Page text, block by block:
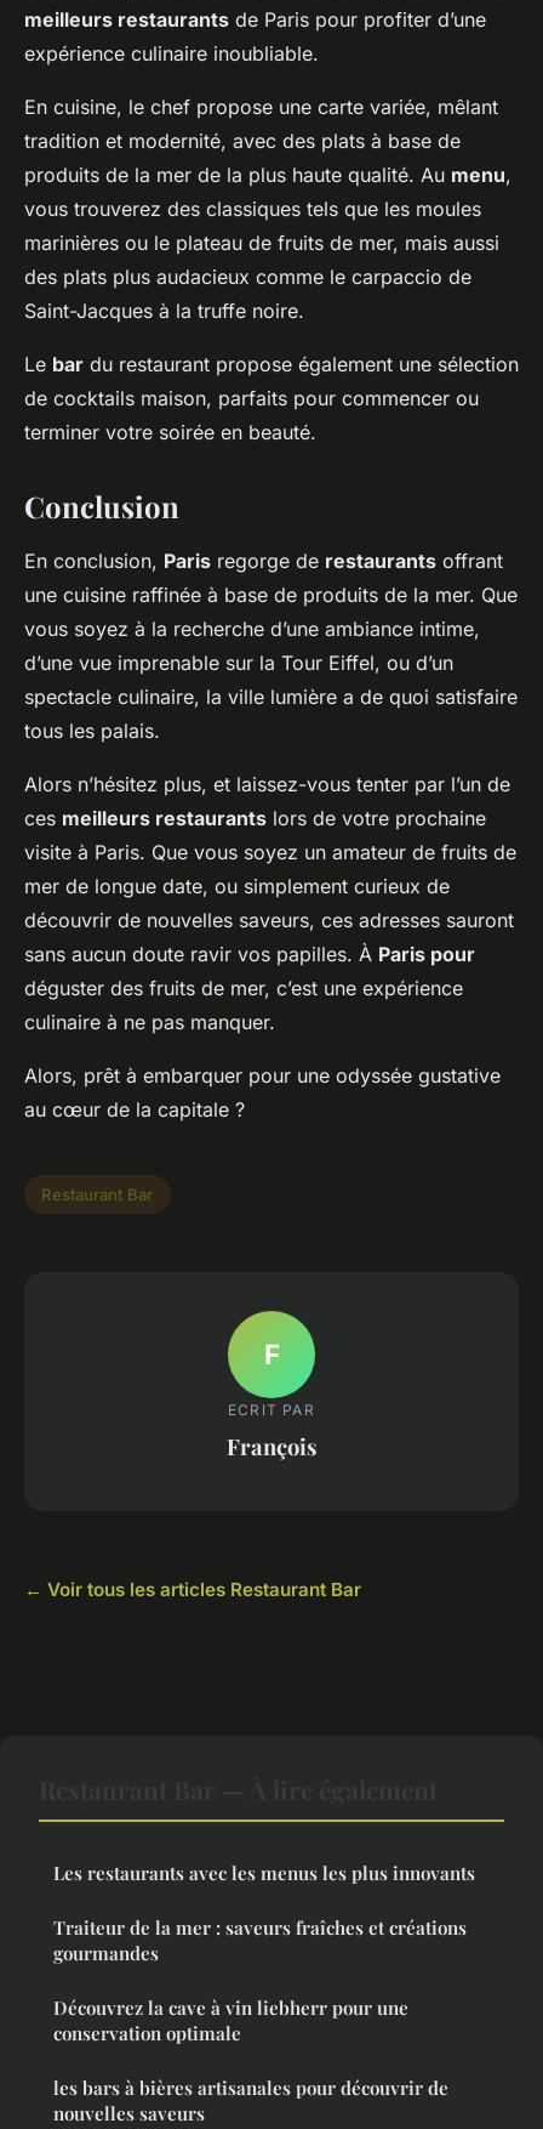
meilleurs restaurants de Paris pour profiter d’une
expérience culinaire inoubliable.
En cuisine, le chef propose une carte variée, mêlant
tradition et modernité, avec des plats à base de
produits de la mer de la plus haute qualité. Au menu,
vous trouverez des classiques tels que les moules
marinières ou le plateau de fruits de mer, mais aussi
des plats plus audacieux comme le carpaccio de
Saint-Jacques à la truffe noire.
Le bar du restaurant propose également une sélection
de cocktails maison, parfaits pour commencer ou
terminer votre soirée en beauté.
Conclusion
En conclusion, Paris regorge de restaurants offrant
une cuisine raffinée à base de produits de la mer. Que
vous soyez à la recherche d’une ambiance intime,
d’une vue imprenable sur la Tour Eiffel, ou d’un
spectacle culinaire, la ville lumière a de quoi satisfaire
tous les palais.
Alors n’hésitez plus, et laissez-vous tenter par l’un de
ces meilleurs restaurants lors de votre prochaine
visite à Paris. Que vous soyez un amateur de fruits de
mer de longue date, ou simplement curieux de
découvrir de nouvelles saveurs, ces adresses sauront
sans aucun doute ravir vos papilles. À Paris pour
déguster des fruits de mer, c’est une expérience
culinaire à ne pas manquer.
Alors, prêt à embarquer pour une odyssée gustative
au cœur de la capitale ?
Restaurant Bar
F
ECRIT PAR
François
← Voir tous les articles Restaurant Bar
Les restaurants avec les menus les plus innovants
Traiteur de la mer : saveurs fraîches et créations
gourmandes
Découvrez la cave à vin liebherr pour une
conservation optimale
les bars à bières artisanales pour découvrir de
nouvelles saveurs